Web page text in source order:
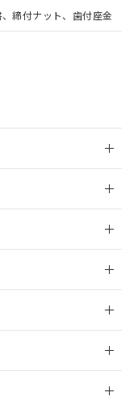
締付ナット、歯付座金
ト作成サー
様との取
いる法人を
有証明書
）
有を証明す
証明する
期間は出
とから備考
。
刻な影響を
関係者が違
場合は、取
庫状況の
機種